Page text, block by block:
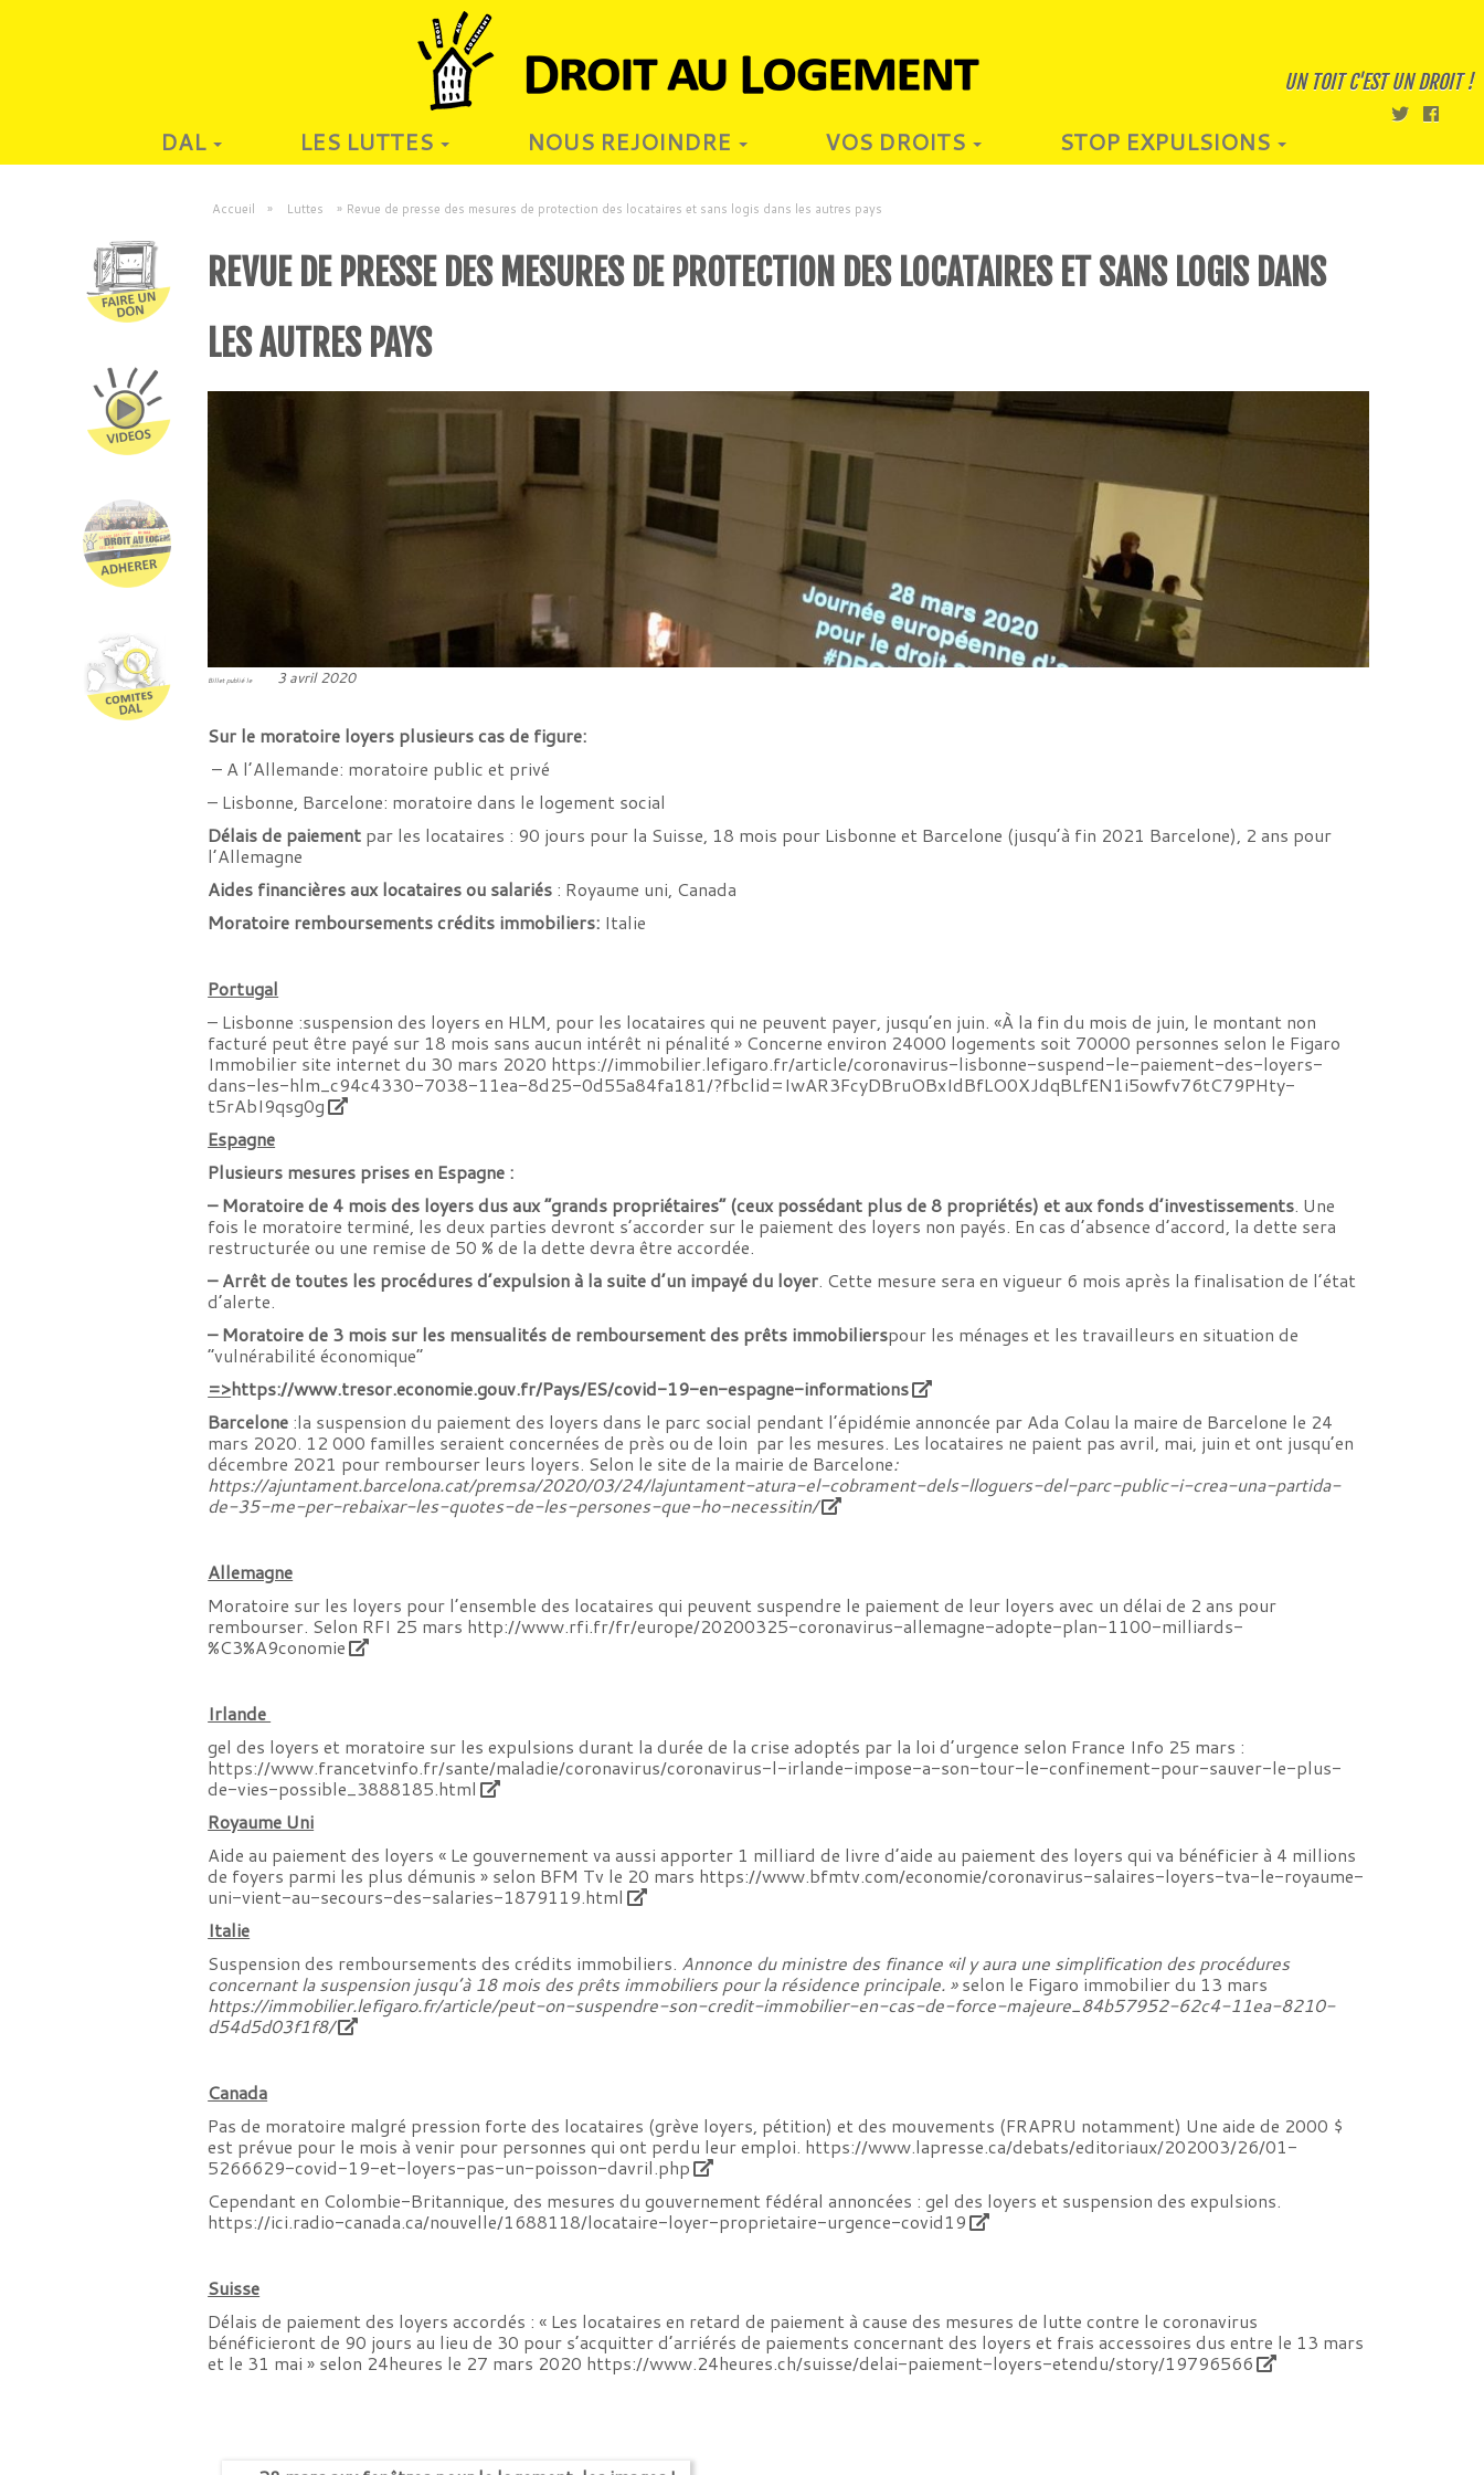
UN TOIT C'EST UN DROIT !
DAL LES LUTTES NOUS REJOINDRE VOS DROITS STOP EXPULSIONS
Accueil » Luttes » Revue de presse des mesures de protection des locataires et sans logis dans les autres pays
REVUE DE PRESSE DES MESURES DE PROTECTION DES LOCATAIRES ET SANS LOGIS DANS
LES AUTRES PAYS
Billet publié le 3 avril 2020
Sur le moratoire loyers plusieurs cas de figure:
– A l’Allemande: moratoire public et privé
– Lisbonne, Barcelone: moratoire dans le logement social
Délais de paiement par les locataires : 90 jours pour la Suisse, 18 mois pour Lisbonne et Barcelone (jusqu’à fin 2021 Barcelone), 2 ans pour
l’Allemagne
Aides financières aux locataires ou salariés : Royaume uni, Canada
Moratoire remboursements crédits immobiliers: Italie
Portugal
– Lisbonne :suspension des loyers en HLM, pour les locataires qui ne peuvent payer, jusqu’en juin. «À la fin du mois de juin, le montant non
facturé peut être payé sur 18 mois sans aucun intérêt ni pénalité » Concerne environ 24000 logements soit 70000 personnes selon le Figaro
Immobilier site internet du 30 mars 2020 https://immobilier.lefigaro.fr/article/coronavirus-lisbonne-suspend-le-paiement-des-loyers-
dans-les-hlm_c94c4330-7038-11ea-8d25-0d55a84fa181/?fbclid=IwAR3FcyDBruOBxIdBfLO0XJdqBLfEN1i5owfv76tC79PHty-
t5rAbI9qsg0g
Espagne
Plusieurs mesures prises en Espagne :
– Moratoire de 4 mois des loyers dus aux “grands propriétaires” (ceux possédant plus de 8 propriétés) et aux fonds d’investissements. Une
fois le moratoire terminé, les deux parties devront s’accorder sur le paiement des loyers non payés. En cas d’absence d’accord, la dette sera
restructurée ou une remise de 50 % de la dette devra être accordée.
– Arrêt de toutes les procédures d’expulsion à la suite d’un impayé du loyer. Cette mesure sera en vigueur 6 mois après la finalisation de l’état
d’alerte.
– Moratoire de 3 mois sur les mensualités de remboursement des prêts immobilierspour les ménages et les travailleurs en situation de
“vulnérabilité économique”
=>https://www.tresor.economie.gouv.fr/Pays/ES/covid-19-en-espagne-informations
Barcelone :la suspension du paiement des loyers dans le parc social pendant l’épidémie annoncée par Ada Colau la maire de Barcelone le 24
mars 2020. 12 000 familles seraient concernées de près ou de loin par les mesures. Les locataires ne paient pas avril, mai, juin et ont jusqu’en
décembre 2021 pour rembourser leurs loyers. Selon le site de la mairie de Barcelone:
https://ajuntament.barcelona.cat/premsa/2020/03/24/lajuntament-atura-el-cobrament-dels-lloguers-del-parc-public-i-crea-una-partida-
de-35-me-per-rebaixar-les-quotes-de-les-persones-que-ho-necessitin/
Allemagne
Moratoire sur les loyers pour l’ensemble des locataires qui peuvent suspendre le paiement de leur loyers avec un délai de 2 ans pour
rembourser. Selon RFI 25 mars http://www.rfi.fr/fr/europe/20200325-coronavirus-allemagne-adopte-plan-1100-milliards-
%C3%A9conomie
Irlande
gel des loyers et moratoire sur les expulsions durant la durée de la crise adoptés par la loi d’urgence selon France Info 25 mars :
https://www.francetvinfo.fr/sante/maladie/coronavirus/coronavirus-l-irlande-impose-a-son-tour-le-confinement-pour-sauver-le-plus-
de-vies-possible_3888185.html
Royaume Uni
Aide au paiement des loyers « Le gouvernement va aussi apporter 1 milliard de livre d’aide au paiement des loyers qui va bénéficier à 4 millions
de foyers parmi les plus démunis » selon BFM Tv le 20 mars https://www.bfmtv.com/economie/coronavirus-salaires-loyers-tva-le-royaume-
uni-vient-au-secours-des-salaries-1879119.html
Italie
Suspension des remboursements des crédits immobiliers. Annonce du ministre des finance «il y aura une simplification des procédures
concernant la suspension jusqu’à 18 mois des prêts immobiliers pour la résidence principale. »selon le Figaro immobilier du 13 mars
https://immobilier.lefigaro.fr/article/peut-on-suspendre-son-credit-immobilier-en-cas-de-force-majeure_84b57952-62c4-11ea-8210-
d54d5d03f1f8/
Canada
Pas de moratoire malgré pression forte des locataires (grève loyers, pétition) et des mouvements (FRAPRU notamment) Une aide de 2000 $
est prévue pour le mois à venir pour personnes qui ont perdu leur emploi. https://www.lapresse.ca/debats/editoriaux/202003/26/01-
5266629-covid-19-et-loyers-pas-un-poisson-davril.php
Cependant en Colombie-Britannique, des mesures du gouvernement fédéral annoncées : gel des loyers et suspension des expulsions.
https://ici.radio-canada.ca/nouvelle/1688118/locataire-loyer-proprietaire-urgence-covid19
Suisse
Délais de paiement des loyers accordés : « Les locataires en retard de paiement à cause des mesures de lutte contre le coronavirus
bénéficieront de 90 jours au lieu de 30 pour s’acquitter d’arriérés de paiements concernant des loyers et frais accessoires dus entre le 13 mars
et le 31 mai » selon 24heures le 27 mars 2020 https://www.24heures.ch/suisse/delai-paiement-loyers-etendu/story/19796566